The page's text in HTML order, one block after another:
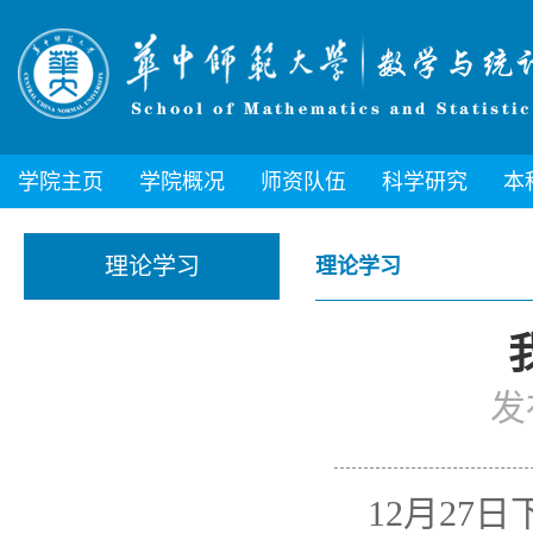
学院主页 学院概况 师资队伍 科学研究 本
理论学习 理论学习
12月27日